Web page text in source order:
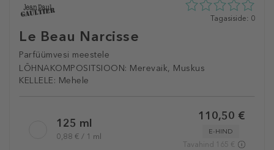
Le Beau Narcisse
Parfüümvesi meestele
LÕHNAKOMPOSITSIOON: Merevaik, Muskus
KELLELE: Mehele
0
Tagasiside: 0
variation125 ml
0,88 € / 1 ml
110,50 €
E-HIND
Tavahind 165 €